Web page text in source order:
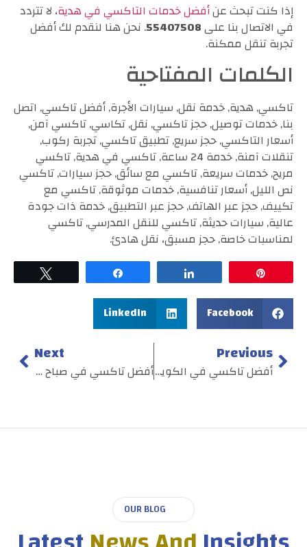
إذا كنت تبحث عنأفضل خدمات التاكسي في هدية، لا تتردد
في الاتصال بنا على55407508. نحن هنا لنقدم لك أفضل
تجربة تنقل ممكنة.
الكلمات المفتاحية
تاكسي, هدية, خدمة نقل, سيارات الأجرة, أفضل تاكسي, اتصل
بنا, خدمات توصيل, حجز تاكسي, نقل, تكاسي, تاكسي آمن,
أسعار التاكسي, حجز سريع, تطبيق تاكسي, تجربة ركوب,
تنقلات آمنة, خدمة 24 ساعة, تاكسي في هدية, تاكسي
مريح, خدمات سريعة, تاكسي مع سائق, حجز سيارات, تاكسي
نص الليل, أسعار تنافسية, خدمات موثوقة, تاكسي مع
تكييف, حجز عبر الهاتف, حجز عبر التطبيق, خدمة ذات جودة
عالية, سيارات حديثة, تاكسي للنقل المدرسي, تاكسي
لمناسبات خاصة, حجز مسبق، نقل هادئ.
Facebook
LinkedIn
Previous
أفضل تاكسي في الكويت
Next
أفضل تاكسي في صباح الناصر
OUR BLOG